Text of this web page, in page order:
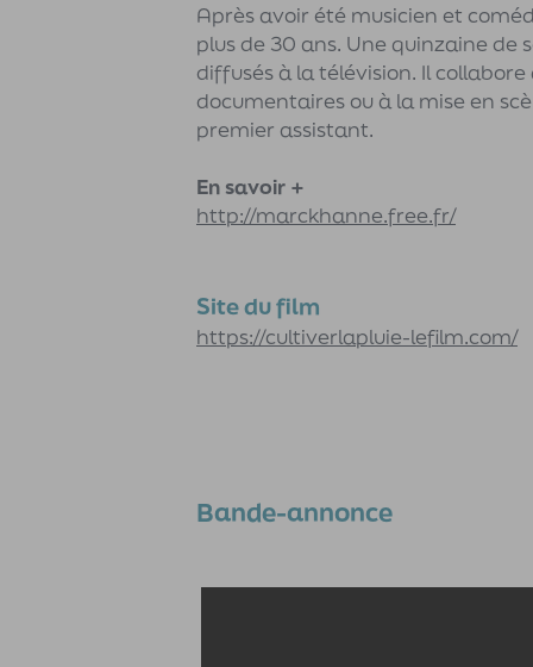
Après avoir été musicien et
plus de 30 ans. Une quinzaine de
diffusés à la télévision. Il
documentaires ou à la mise en
premier assistant.
En savoir +
http://marckhanne.free.fr/
Site du film
https://cultiverlapluie-lefilm.com/
Bande-annonce